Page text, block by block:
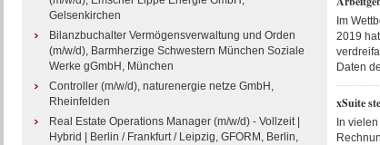
Im
2019
Daten
xSuite
In
Gelsenkirchen
Bilanzbuchalter Vermögensverwaltung und Orden
(m/w/d), Barmherzige Schwestern München Soziale
Werke gGmbH, München
Controller (m/w/d), naturenergie netze GmbH,
Rheinfelden
Real Estate Operations Manager (m/w/d) - Vollzeit |
Hybrid | Berlin / Frankfurt / Leipzig, GFORM, Berlin,